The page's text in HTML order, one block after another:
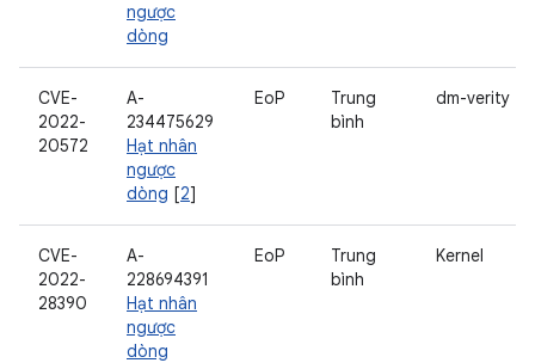
ngược
dòng
CVE-
2022-
20572
A-
234475629
Hạt nhân
ngược
dòng [2]
EoP
Trung
bình
dm-verity
CVE-
2022-
28390
A-
228694391
Hạt nhân
ngược
dòng
EoP
Trung
bình
Kernel